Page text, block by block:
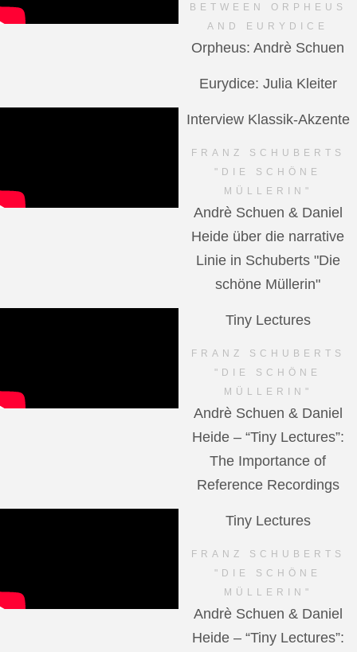
BETWEEN ORPHEUS
AND EURYDICE
Orpheus: Andrè Schuen
Eurydice: Julia Kleiter
Interview Klassik-Akzente
FRANZ SCHUBERTS
"DIE SCHÖNE
MÜLLERIN"
Andrè Schuen & Daniel
Heide über die narrative
Linie in Schuberts "Die
schöne Müllerin"
Tiny Lectures
FRANZ SCHUBERTS
"DIE SCHÖNE
MÜLLERIN"
Andrè Schuen & Daniel
Heide – “Tiny Lectures”:
The Importance of
Reference Recordings
Tiny Lectures
FRANZ SCHUBERTS
"DIE SCHÖNE
MÜLLERIN"
Andrè Schuen & Daniel
Heide – “Tiny Lectures”: